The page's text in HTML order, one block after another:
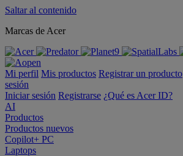
Saltar al contenido
Marcas de Acer
Mi perfil Mis productos Registrar un producto
sesión
Iniciar sesión Registrarse ¿Qué es Acer ID?
AI
Productos
Productos nuevos
Copilot+ PC
Laptops